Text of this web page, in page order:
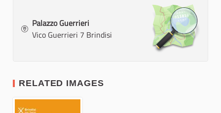
Palazzo Guerrieri
Vico Guerrieri 7 Brindisi
RELATED IMAGES